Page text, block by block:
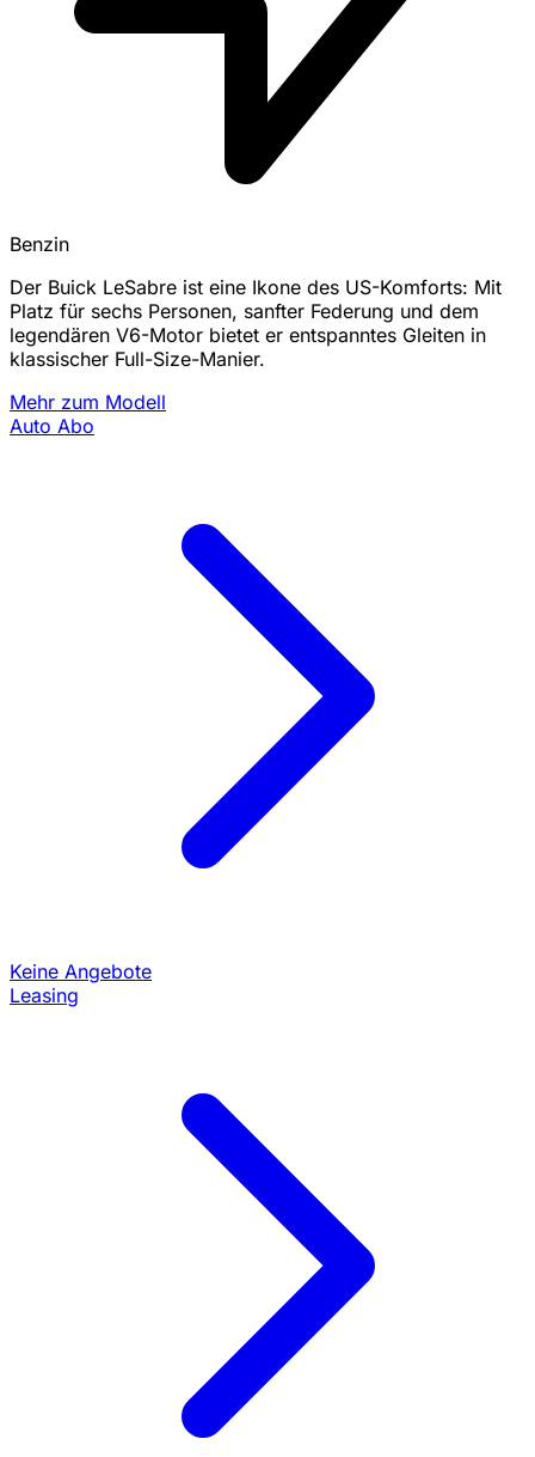
Benzin
Der Buick LeSabre ist eine Ikone des US-Komforts: Mit
Platz für sechs Personen, sanfter Federung und dem
legendären V6-Motor bietet er entspanntes Gleiten in
klassischer Full-Size-Manier.
Mehr zum Modell
Auto Abo
Keine Angebote
Leasing